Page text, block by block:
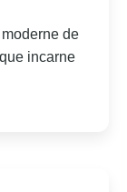
de
incarne